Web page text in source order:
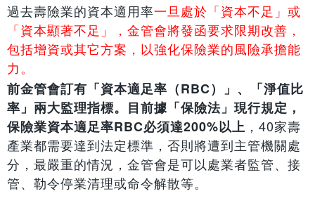
過去壽險業的資本適用率一旦處於「資本不足」或
「資本顯著不足」，金管會將發函要求限期改善，
包括增資或其它方案，以強化保險業的風險承擔能
力。
前金管會訂有「資本適足率（RBC）」、「淨值比
率」兩大監理指標。目前據「保險法」現行規定，
保險業資本適足率RBC必須達200%以上 ，40家壽
產業都需要達到法定標準，否則將遭到主管機關處
分，最嚴重的情況，金管會是可以處業者監管、接
管、勒令停業清理或命令解散等。